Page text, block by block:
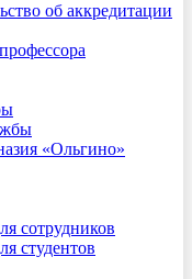
об аккредитации
«Ольгино»
сотрудников
студентов